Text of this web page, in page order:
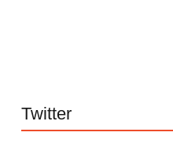
Twitter